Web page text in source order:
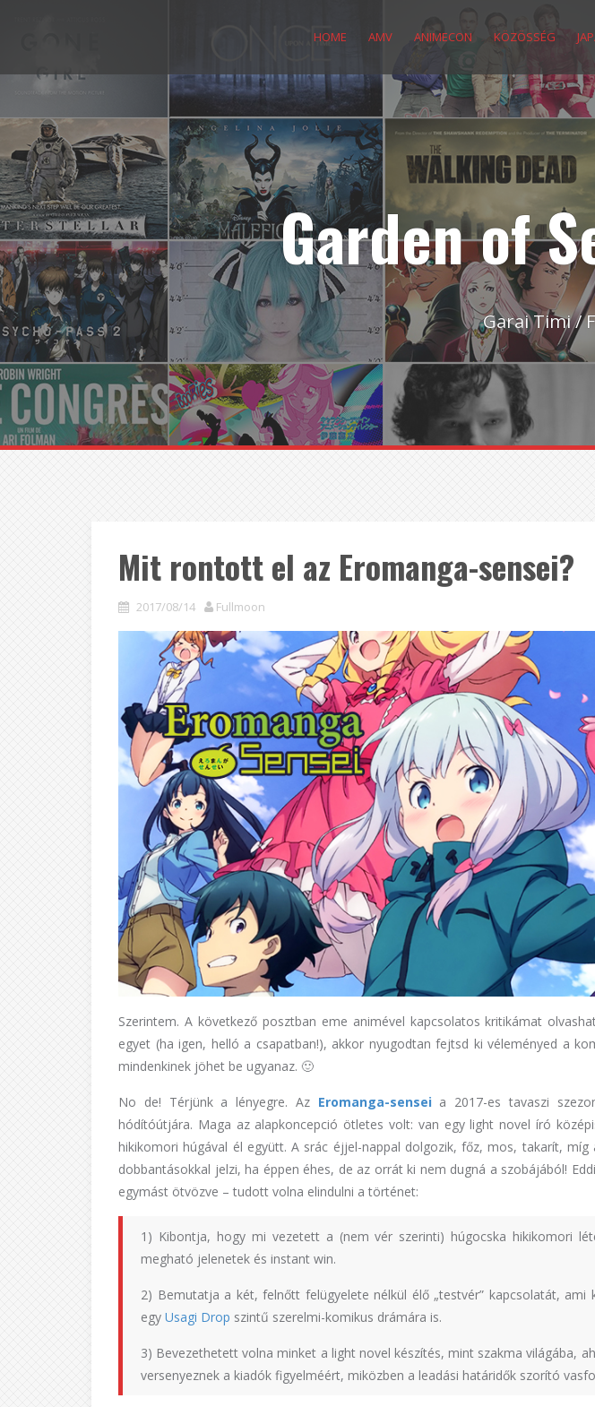
HOME AMV ANIMECON KÖZÖSSÉG
Garden of
Garai Timi /
Mit rontott el az Eromanga-sensei?
2017/08/14 Fullmoon
Szerintem. A következő posztban eme animével kapcsolatos kritikámat
egyet (ha igen, helló a csapatban!), akkor nyugodtan fejtsd ki véleményed a
mindenkinek jöhet be ugyanaz. 🙂
No de! Térjünk a lényegre. Az Eromanga-senseia 2017-es tavaszi
hódítóútjára. Maga az alapkoncepció ötletes volt: van egy light novel író
hikikomori húgával él együtt. A srác éjjel-nappal dolgozik, főz, mos, takarít,
dobbantásokkal jelzi, ha éppen éhes, de az orrát ki nem dugná a szobájából!
egymást ötvözve – tudott volna elindulni a történet:
1) Kibontja, hogy mi vezetett a (nem vér szerinti) húgocska hikikomori
megható jelenetek és instant win.
2) Bemutatja a két, felnőtt felügyelete nélkül élő „testvér” kapcsolatát,
egy Usagi Drop szintű szerelmi-komikus drámára is.
3) Bevezethetett volna minket a light novel készítés, mint szakma világába,
versenyeznek a kiadók figyelméért, miközben a leadási határidők szorító